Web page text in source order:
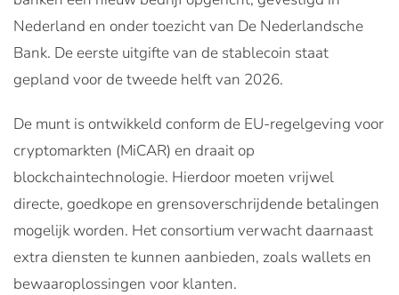
Nederland en onder toezicht van De Nederlandsche
Bank. De eerste uitgifte van de stablecoin staat
gepland voor de tweede helft van 2026.
De munt is ontwikkeld conform de EU-regelgeving voor
cryptomarkten (MiCAR) en draait op
blockchaintechnologie. Hierdoor moeten vrijwel
directe, goedkope en grensoverschrijdende betalingen
mogelijk worden. Het consortium verwacht daarnaast
extra diensten te kunnen aanbieden, zoals wallets en
bewaaroplossingen voor klanten.